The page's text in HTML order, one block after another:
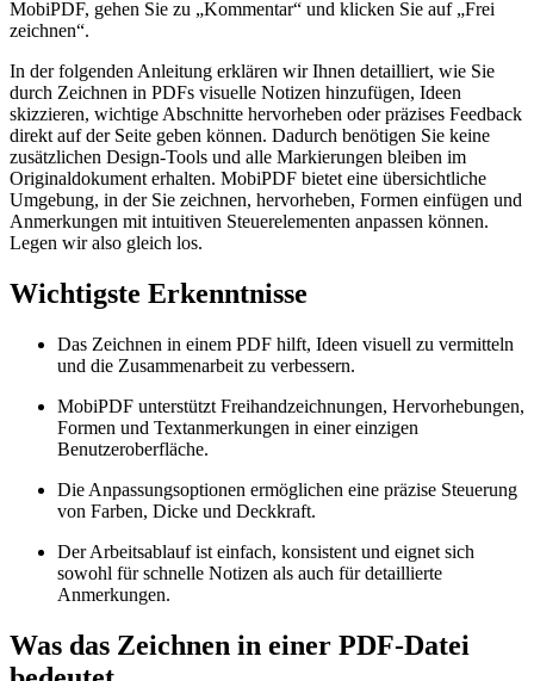
MobiPDF, gehen Sie zu „Kommentar“ und klicken Sie auf „Frei
zeichnen“.
In der folgenden Anleitung erklären wir Ihnen detailliert, wie Sie
durch Zeichnen in PDFs visuelle Notizen hinzufügen, Ideen
skizzieren, wichtige Abschnitte hervorheben oder präzises Feedback
direkt auf der Seite geben können. Dadurch benötigen Sie keine
zusätzlichen Design-Tools und alle Markierungen bleiben im
Originaldokument erhalten. MobiPDF bietet eine übersichtliche
Umgebung, in der Sie zeichnen, hervorheben, Formen einfügen und
Anmerkungen mit intuitiven Steuerelementen anpassen können.
Legen wir also gleich los.
Wichtigste Erkenntnisse
Das Zeichnen in einem PDF hilft, Ideen visuell zu vermitteln
und die Zusammenarbeit zu verbessern.
MobiPDF unterstützt Freihandzeichnungen, Hervorhebungen,
Formen und Textanmerkungen in einer einzigen
Benutzeroberfläche.
Die Anpassungsoptionen ermöglichen eine präzise Steuerung
von Farben, Dicke und Deckkraft.
Der Arbeitsablauf ist einfach, konsistent und eignet sich
sowohl für schnelle Notizen als auch für detaillierte
Anmerkungen.
Was das Zeichnen in einer PDF-Datei